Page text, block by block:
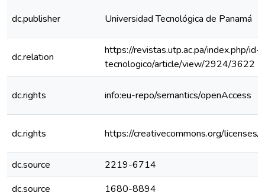
dc.publisher Universidad Tecnológica de Panamá
dc.relation
https://revistas.utp.ac.pa/index.php/id-
tecnologico/article/view/2924/3622
dc.rights info:eu-repo/semantics/openAccess
dc.rights https://creativecommons.org/
dc.source
2219-6714
dc.source
1680-8894